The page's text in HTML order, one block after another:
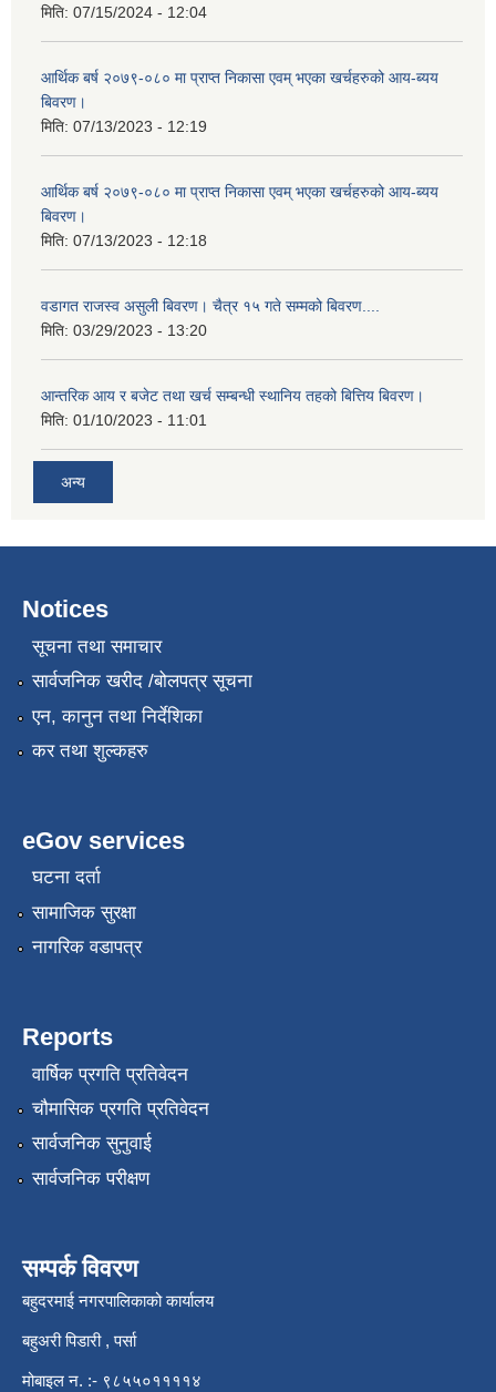
मिति: 07/15/2024 - 12:04
आर्थिक बर्ष २०७९-०८० मा प्राप्त निकासा एवम् भएका खर्चहरुको आय-ब्यय
बिवरण।
मिति: 07/13/2023 - 12:19
आर्थिक बर्ष २०७९-०८० मा प्राप्त निकासा एवम् भएका खर्चहरुको आय-ब्यय
बिवरण।
मिति: 07/13/2023 - 12:18
वडागत राजस्व असुली बिवरण। चैत्र १५ गते सम्मको बिवरण....
मिति: 03/29/2023 - 13:20
आन्तरिक आय र बजेट तथा खर्च सम्बन्धी स्थानिय तहको बित्तिय बिवरण।
मिति: 01/10/2023 - 11:01
अन्य
Notices
सूचना तथा समाचार
सार्वजनिक खरीद /बोलपत्र सूचना
एन, कानुन तथा निर्देशिका
कर तथा शुल्कहरु
eGov services
घटना दर्ता
सामाजिक सुरक्षा
नागरिक वडापत्र
Reports
वार्षिक प्रगति प्रतिवेदन
चौमासिक प्रगति प्रतिवेदन
सार्वजनिक सुनुवाई
सार्वजनिक परीक्षण
सम्पर्क विवरण
बहुदरमाई नगरपालिकाको कार्यालय
बहुअरी पिडारी , पर्सा
मोबाइल न. :- ९८५५०११११४